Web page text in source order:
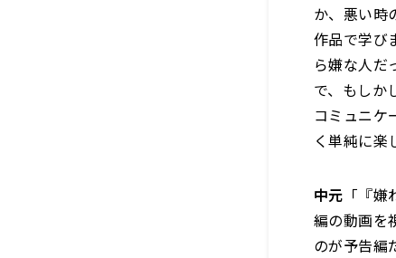
か、悪い時
作品で学び
ら嫌な人だ
で、もしか
コミュニケ
く単純に楽
中元 「『
編の動画を
のが予告編